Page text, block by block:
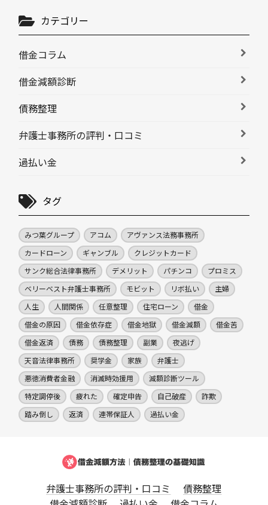
カテゴリー
借金コラム
借金減額診断
債務整理
弁護士事務所の評判・口コミ
過払い金
タグ
みつ葉グループ アコム
アヴァンス法務事務所
カードローン
ギャンブル
クレジットカード
サンク総合法律事務所
デメリット パチンコ
プロミス
ベリーベスト弁護士事務所
モビット リボ払い
主婦
人生
人間関係 任意整理 住宅ローン
借金
借金の原因
借金依存症 借金地獄 借金減額
借金苦
借金返済
債務 債務整理 副業
夜逃げ
天音法律事務所
奨学金 家族
弁護士
悪徳消費者金融
消滅時効援用
減額診断ツール
特定調停後
疲れた 確定申告 自己破産
詐欺
踏み倒し
返済 連帯保証人 過払い金
弁護士事務所の評判・口コミ
債務整理